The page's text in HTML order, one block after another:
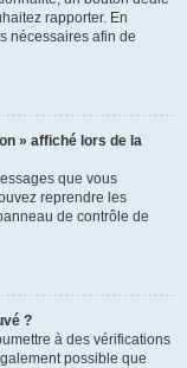
rapporter. En
nécessaires afin de
» affiché lors de la
que vous
reprendre les
de contrôle de
?
à des vérifications
possible que